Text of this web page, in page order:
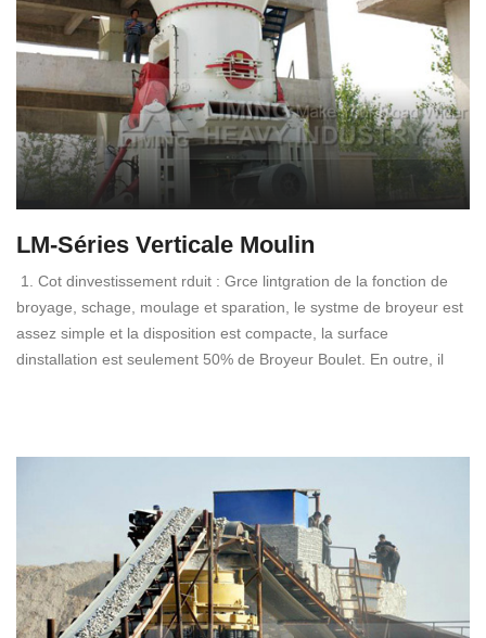
LM-Séries Verticale Moulin
1. Cot dinvestissement rduit : Grce lintgration de la fonction de
broyage, schage, moulage et sparation, le systme de broyeur est
assez simple et la disposition est compacte, la surface
dinstallation est seulement 50% de Broyeur Boulet. En outre, il